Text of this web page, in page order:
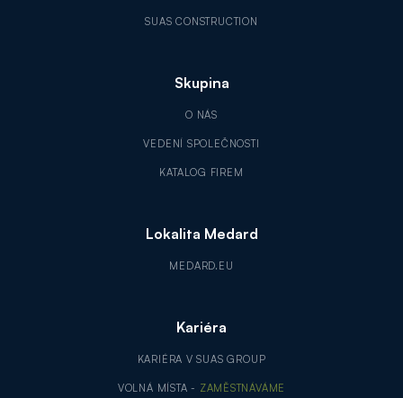
SUAS CONSTRUCTION
Skupina
O NÁS
VEDENÍ SPOLEČNOSTI
KATALOG FIREM
Lokalita Medard
MEDARD.EU
Kariéra
KARIÉRA V SUAS GROUP
VOLNÁ MÍSTA - ZAMĚSTNÁVÁME